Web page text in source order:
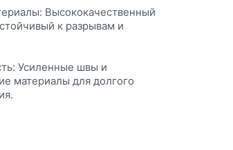
Высококачественный
к разрывам и
Усиленные швы и
материалы для долгого